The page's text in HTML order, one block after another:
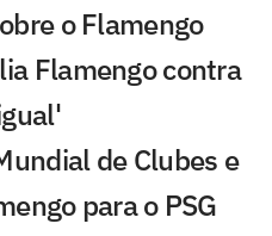
o Flamengo
Flamengo contra
de Clubes e
para o PSG